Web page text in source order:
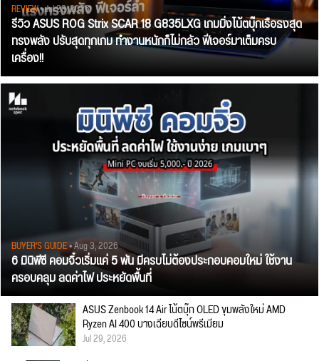
REVIEW• Jul 28, 2026
รีวิว ASUS ROG Strix SCAR 18 G835LXG เกมมิ่งโน้ตบุ๊กเรือธงสุด
ทรงพลัง ปรับสุดทุกเกม ทำงานหนักก็ไม่กลัว ฟีเจอร์มาเต็มครบ
เครื่อง!!
BUYER'S GUIDE• Aug 3, 2026
6 มินิพีซี คอมจิ๋วเริ่มแค่ 5 พัน มีครบไม่ต้องประกอบคอมใหม่ ใช้งาน
ครอบคลุม ลดค่าไฟ ประหยัดพื้นที่
ASUS Zenbook 14 Air โน้ตบุ๊ก OLED ขุมพลังใหม่ AMD
Ryzen AI 400 บางเฉียบดีไซน์พรีเมียม
Jul 29, 2026